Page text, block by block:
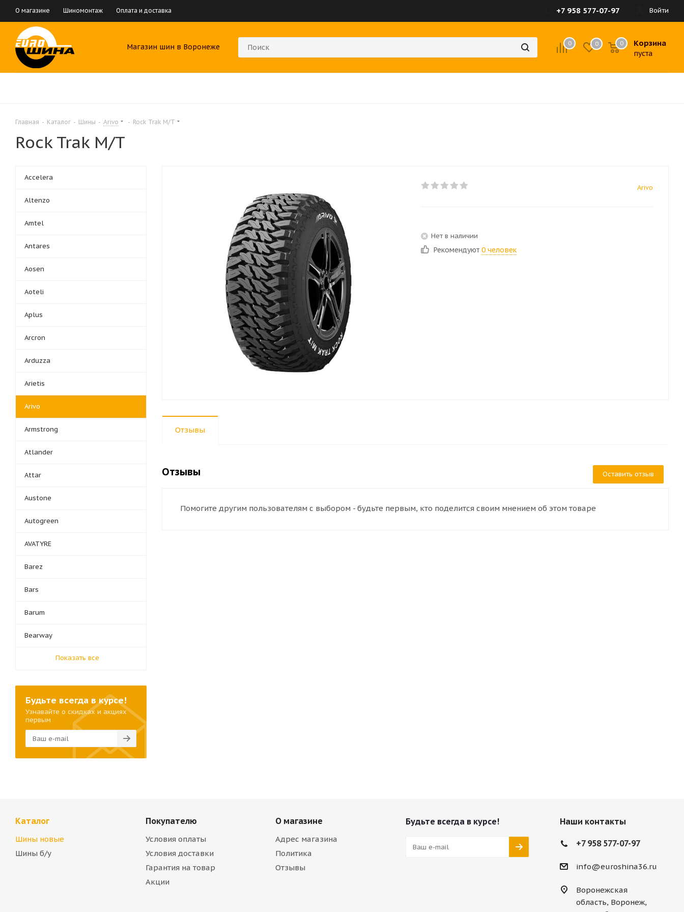
О магазине Шиномонтаж Оплата и доставка Войти
+7 958 577-07-97
Магазин шин в Воронеже 0 0 Корзина
пуста
0
Главная - Каталог - Шины - Arivo - Rock Trak M/T
Rock Trak M/T
Arivo
Нет в наличии
Рекомендуют 0 человек
Отзывы
Отзывы Оставить отзыв
Помогите другим пользователям с выбором - будьте первым, кто поделится своим мнением об этом товаре
Accelera
Altenzo
Amtel
Antares
Aosen
Aoteli
Aplus
Arcron
Arduzza
Arietis
Arivo
Armstrong
Atlander
Attar
Austone
Autogreen
AVATYRE
Barez
Bars
Barum
Bearway
Показать все
Будьте всегда в курсе!
Узнавайте о скидках и акциях
первым
Каталог
Шины новые
Шины б/у
Покупателю
Условия оплаты
Условия доставки
Гарантия на товар
Акции
О магазине
Адрес магазина
Политика
Отзывы
Будьте всегда в курсе! Наши контакты
+7 958 577-07-97
info@euroshina36.ru
Воронежская
область, Воронеж,